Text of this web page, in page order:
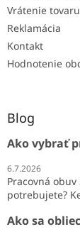
Vrátenie tovaru
Reklamácia
Kontakt
Hodnotenie
Blog
Ako vybrať
6.7.2026
Pracovná
potrebujete?
Ako sa